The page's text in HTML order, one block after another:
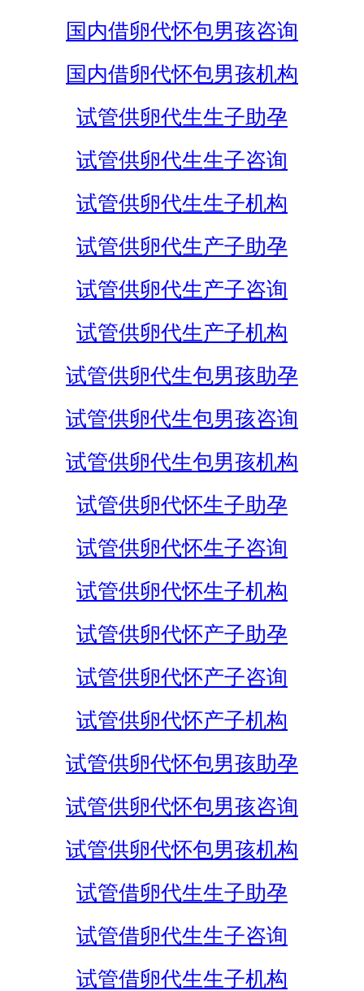
国内借卵代怀包男孩咨询
国内借卵代怀包男孩机构
试管供卵代生生子助孕
试管供卵代生生子咨询
试管供卵代生生子机构
试管供卵代生产子助孕
试管供卵代生产子咨询
试管供卵代生产子机构
试管供卵代生包男孩助孕
试管供卵代生包男孩咨询
试管供卵代生包男孩机构
试管供卵代怀生子助孕
试管供卵代怀生子咨询
试管供卵代怀生子机构
试管供卵代怀产子助孕
试管供卵代怀产子咨询
试管供卵代怀产子机构
试管供卵代怀包男孩助孕
试管供卵代怀包男孩咨询
试管供卵代怀包男孩机构
试管借卵代生生子助孕
试管借卵代生生子咨询
试管借卵代生生子机构